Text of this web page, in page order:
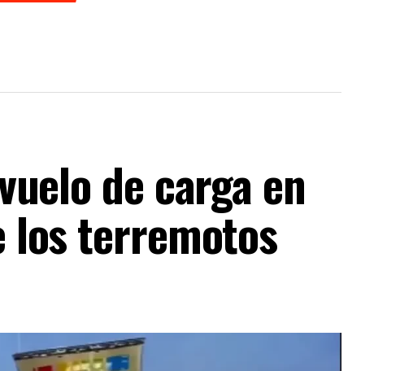
de carga en
los terremotos